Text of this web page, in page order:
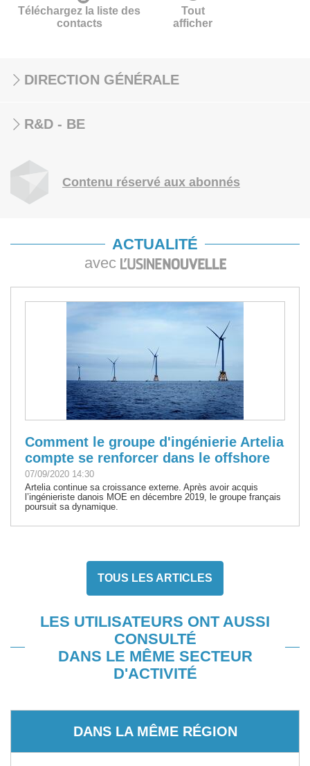
Téléchargez la liste des
contacts
Tout
afficher
DIRECTION GÉNÉRALE
R&D - BE
Contenu réservé aux abonnés
ACTUALITÉ
avec
Comment le groupe d'ingénierie Artelia
compte se renforcer dans le offshore
07/09/2020 14:30
Artelia continue sa croissance externe. Après avoir acquis
l’ingénieriste danois MOE en décembre 2019, le groupe français
poursuit sa dynamique.
TOUS LES ARTICLES
LES UTILISATEURS ONT AUSSI
CONSULTÉ
DANS LE MÊME SECTEUR
D'ACTIVITÉ
DANS LA MÊME RÉGION